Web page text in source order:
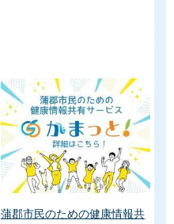
蒲郡市民のための健康情報共